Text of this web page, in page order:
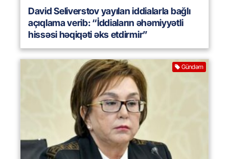
David Seliverstov yayılan iddialarla bağlı
açıqlama verib: “İddiaların əhəmiyyətli
hissəsi həqiqəti əks etdirmir”
Gündəm